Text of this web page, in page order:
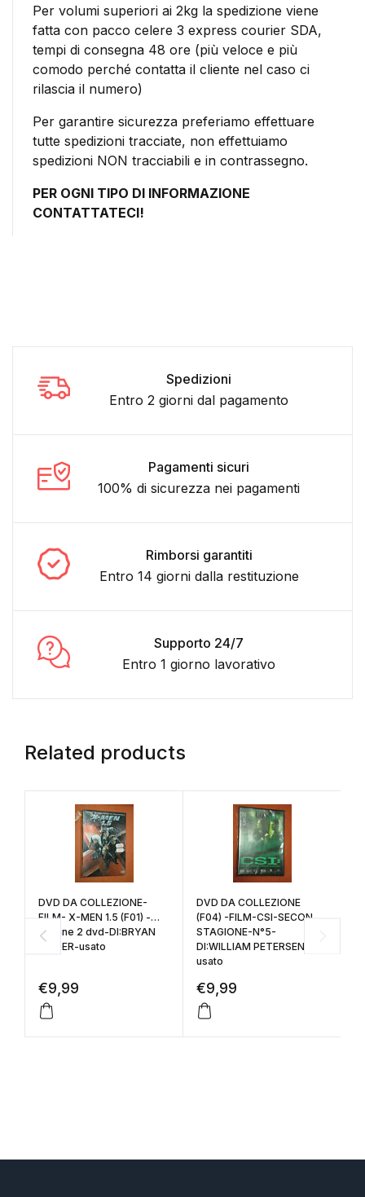
Per volumi superiori ai 2kg la spedizione viene
fatta con pacco celere 3 express courier SDA,
tempi di consegna 48 ore (più veloce e più
comodo perché contatta il cliente nel caso ci
rilascia il numero)
Per garantire sicurezza preferiamo effettuare
tutte spedizioni tracciate, non effettuiamo
spedizioni NON tracciabili e in contrassegno.
PER OGNI TIPO DI INFORMAZIONE
CONTATTATECI!
Spedizioni
Entro 2 giorni dal pagamento
Pagamenti sicuri
100% di sicurezza nei pagamenti
Rimborsi garantiti
Entro 14 giorni dalla restituzione
Supporto 24/7
Entro 1 giorno lavorativo
Related products
DVD DA COLLEZIONE-
FILM- X-MEN 1.5 (F01) -
contine 2 dvd-DI:BRYAN
SINGER-usato
€9,99
DVD DA COLLEZIONE
(F04) -FILM-CSI-SECONDA
STAGIONE-N°5-
DI:WILLIAM PETERSEN-
usato
€9,99